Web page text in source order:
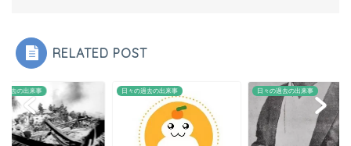
RELATED POST
過去の出来事 日々の過去の出来事 日々の過去の出来事